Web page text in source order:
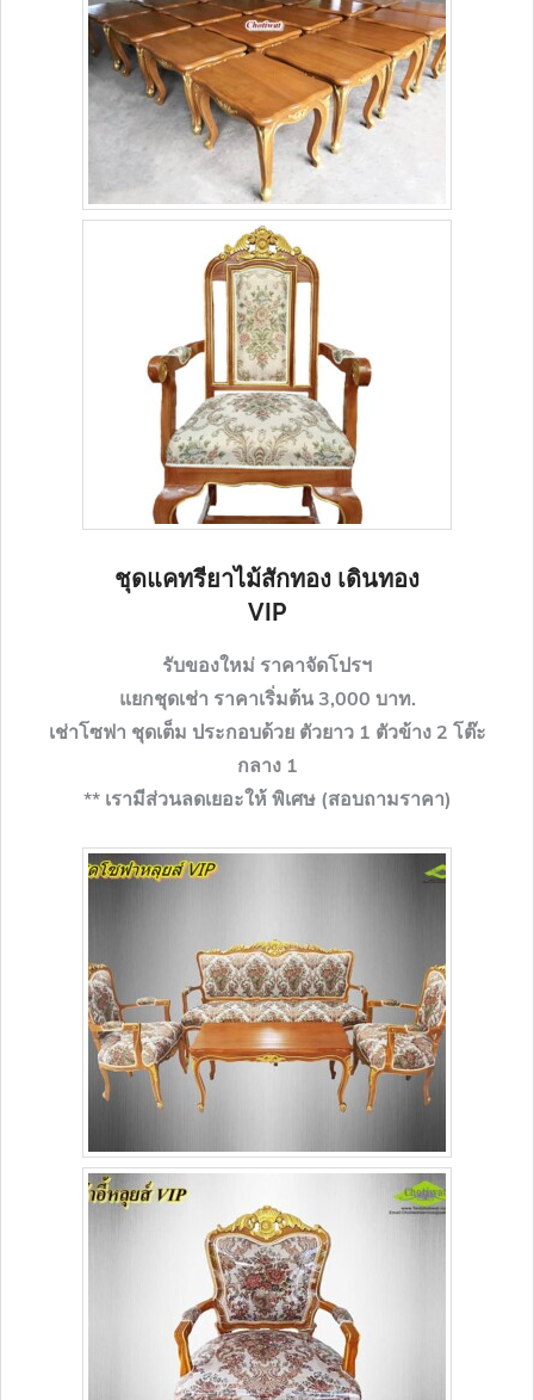
ชุดแคทรียาไม้สักทอง เดินทอง
VIP
รับของใหม่ ราคาจัดโปรฯ
แยกชุดเช่า ราคาเริ่มต้น 3,000 บาท.
เช่าโซฟา ชุดเต็ม ประกอบด้วย ตัวยาว 1 ตัวข้าง 2 โต๊ะ
กลาง 1
** เรามีส่วนลดเยอะให้ พิเศษ (สอบถามราคา)